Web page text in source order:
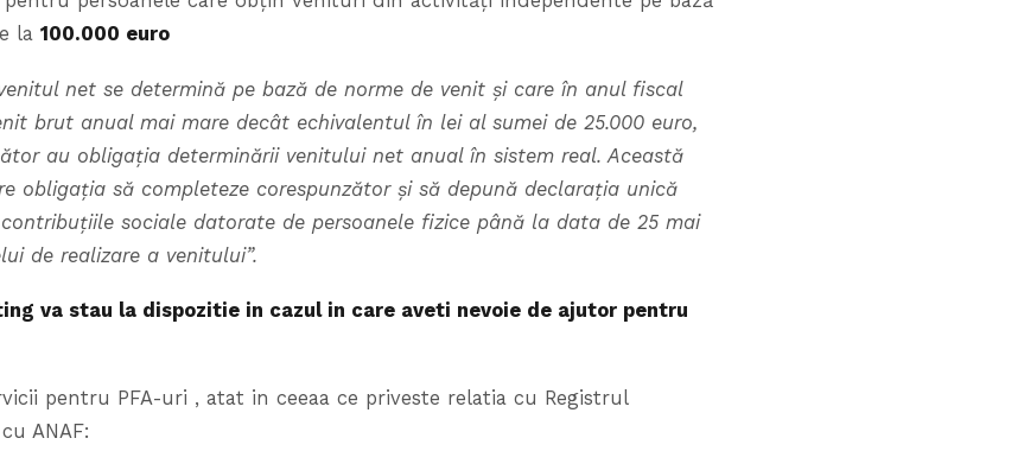
la100.000 euro
net se determină pe bază de norme de venit și care în anul fiscal
brut anual mai mare decât echivalentul în lei al sumei de 25.000 euro,
au obligația determinării venitului net anual în sistem real. Această
obligația să completeze corespunzător și să depună declarația unică
sociale datorate de persoanele fizice până la data de 25 mai
de realizare a venitului”.
va stau la dispozitie in cazul in care aveti nevoie de ajutor pentru
pentru PFA-uri , atat in ceeaa ce priveste relatia cu Registrul
ANAF: